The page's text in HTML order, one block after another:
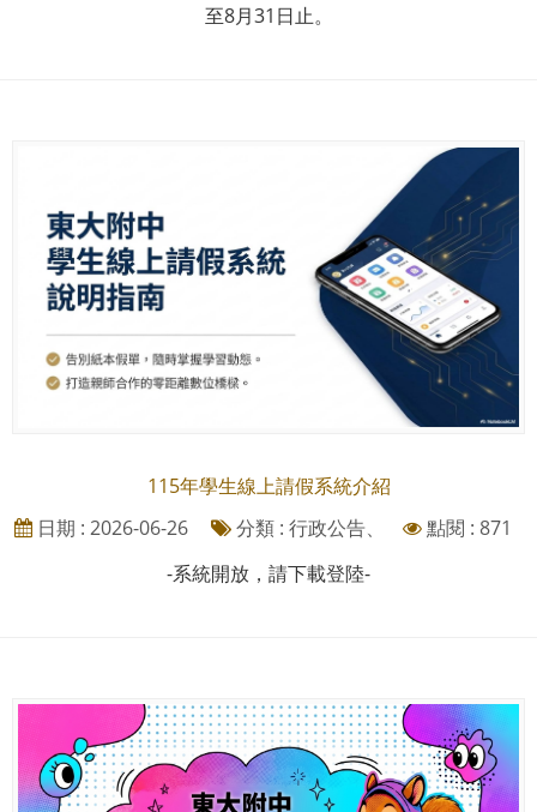
至8月31日止。
115年學生線上請假系統介紹
日期 : 2026-06-26
分類 : 行政公告、
點閱 : 871
-系統開放，請下載登陸-